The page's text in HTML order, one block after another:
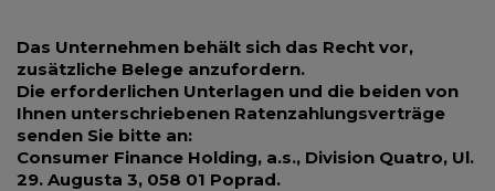
Das Unternehmen behält sich das Recht vor,
zusätzliche Belege anzufordern.
Die erforderlichen Unterlagen und die beiden von
Ihnen unterschriebenen Ratenzahlungsverträge
senden Sie bitte an:
Consumer Finance Holding, a.s., Division Quatro, Ul.
29. Augusta 3, 058 01 Poprad.